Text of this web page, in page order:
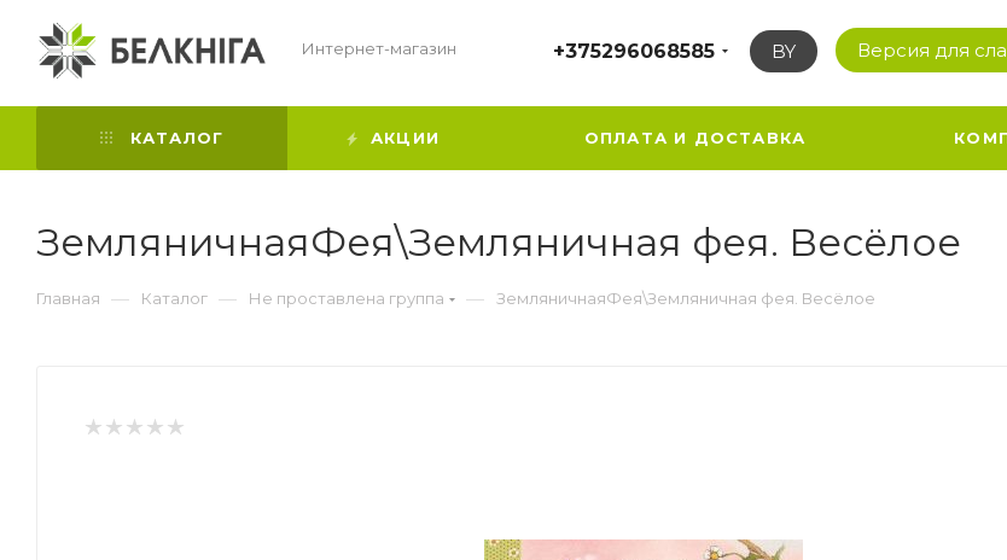
Интернет-магазин +375296068585 BY Версия для
КАТАЛОГ АКЦИИ ОПЛАТА И ДОСТАВКА
ЗемляничнаяФея\Земляничная фея. Весёлое
Главная — Каталог — Не проставлена группа — ЗемляничнаяФея\Земляничная фея. Весёлое